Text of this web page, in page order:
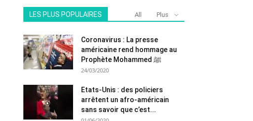
LES PLUS POPULAIRES All Plus
Coronavirus : La presse
américaine rend hommage au
Prophète Mohammed ﷺ
24/03/2020
Etats-Unis : des policiers
arrêtent un afro-américain
sans savoir que c’est...